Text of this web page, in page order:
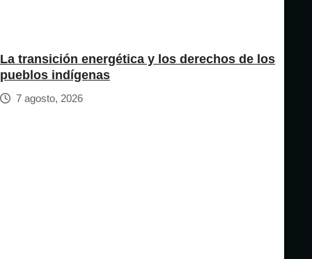
La transición energética y los derechos de los
pueblos indígenas
7 agosto, 2026